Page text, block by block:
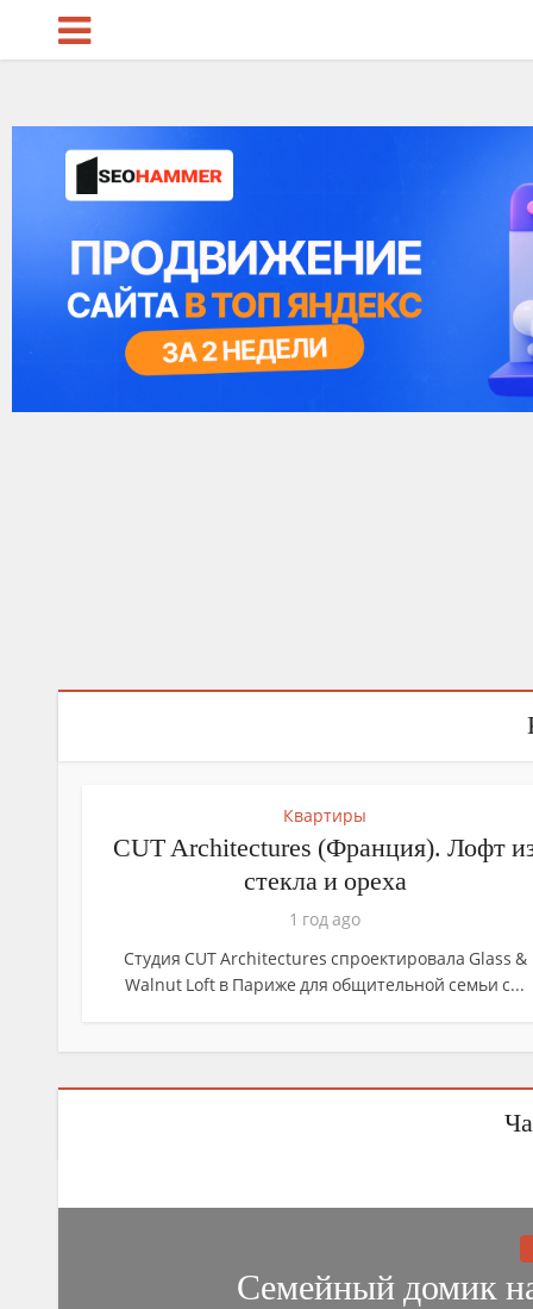
Все
Персиковый
Приятные презенты из
Квартиры
CUT Architectures (Франция). Лофт
стекла и ореха
1 год ago
Студия CUT Architectures спроектировала Glass &
Walnut Loft в Париже для общительной семьи с...
Семейный домик